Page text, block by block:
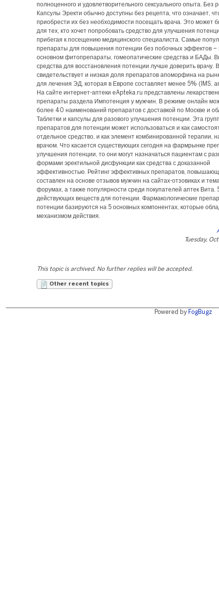
полноценного и удовлетворительного сексуального опыта. Без
Капсулы Эректи обычно доступны без рецепта, что означает,
приобрести их без необходимости посещать врача. Это может
для тех, кто хочет попробовать средство для улучшения
прибегая к посещению медицинского специалиста. Самые
препараты для повышения потенции без побочных эффектов –
основном фитопрепараты, гомеопатические средства и БАДы.
средства для восстановления потенции лучше доверить врачу. В
свидетельствует и низкая доля препаратов апоморфина на
для лечения ЭД, которая в Европе составляет менее 5% (IMS,
На сайте интернет-аптеки еApteka.ru представлены
препараты раздела Импотенция у мужчин. В режиме онлайн
более 40 наименований препаратов с доставкой по Москве и
Таблетки и капсулы для разового улучшения потенции. Эта
препаратов для потенции может использоваться и как
отдельное средство, и как элемент комбинированной терапии,
врачом. Что касается существующих сегодня на фармрынке
улучшения потенции, то они могут назначаться пациентам с
формами эректильной дисфункции как средства с доказанной
эффективностью. Рейтинг эффективных препаратов,
составлен на основе отзывов мужчин на сайтах-отзовиках и
форумах, а также популярности среди покупателей аптек Вита.
действующих веществ для потенции. Фармакологические
потенции базируются на 5 основных компонентах, которые
механизмом действия.
Tuesday,
This topic is archived. No further replies will be accepted.
Other recent topics
Powered by FogBugz